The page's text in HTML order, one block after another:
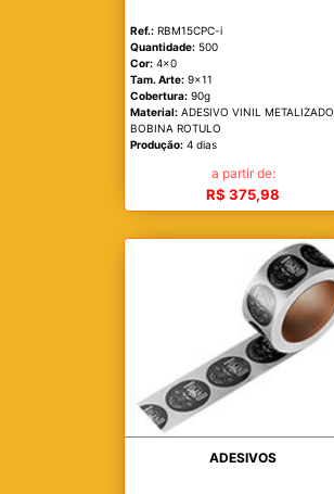
Ref.: RBM15CPC-i
Quantidade: 500
Cor: 4x0
Tam. Arte: 9x11
Cobertura: 90g
Material: ADESIVO VINIL METALIZADO
BOBINA ROTULO
Produção: 4 dias
a partir de:
R$ 375,98
ADESIVOS